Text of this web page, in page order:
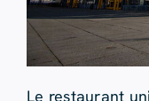
Le restaurant